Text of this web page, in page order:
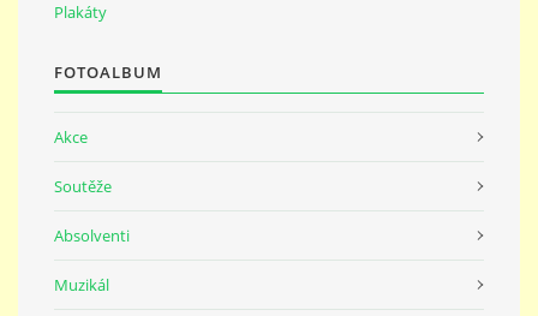
Plakáty
FOTOALBUM
Akce
Soutěže
Absolventi
Muzikál